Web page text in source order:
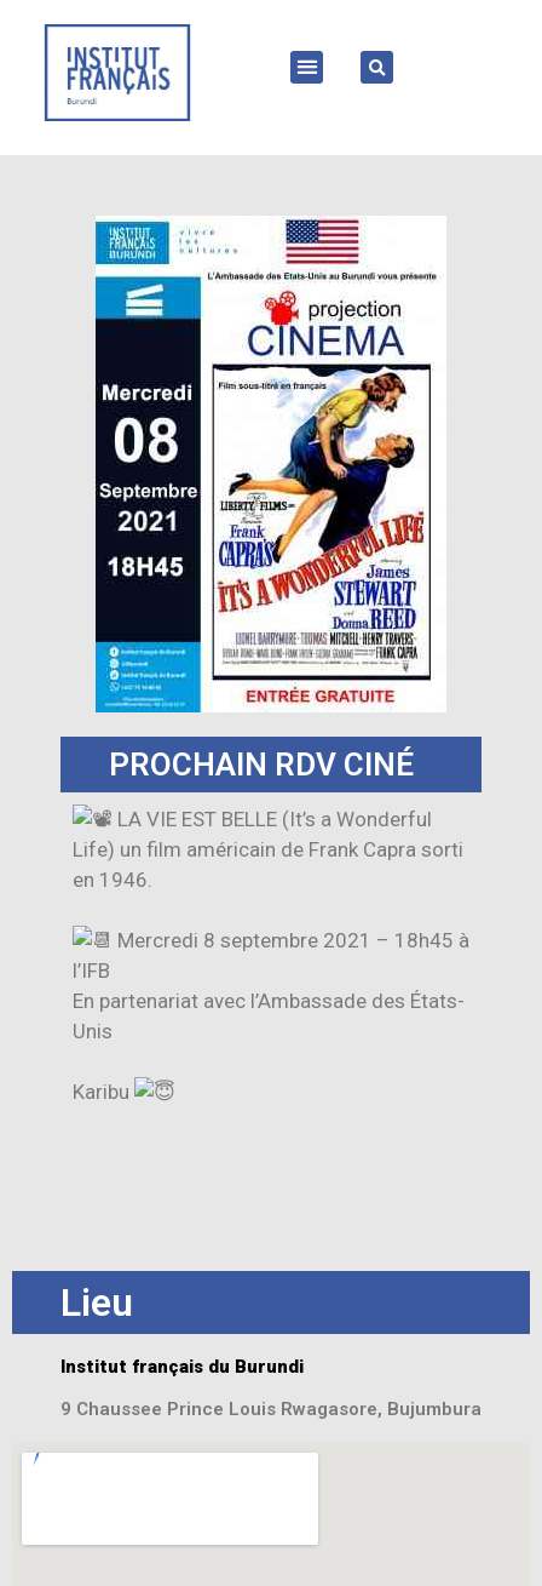
PROCHAIN RDV CINÉ
LA VIE EST BELLE (It’s a Wonderful
Life) un film américain de Frank Capra sorti
en 1946.
Mercredi 8 septembre 2021 – 18h45 à
l’IFB
En partenariat avec l’Ambassade des États-
Unis
Karibu
Lieu
Institut français du Burundi
9 Chaussee Prince Louis Rwagasore, Bujumbura